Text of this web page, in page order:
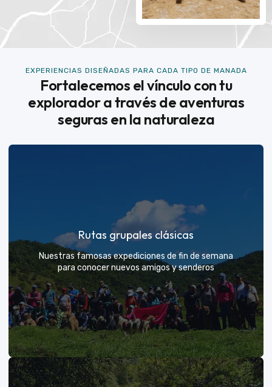
EXPERIENCIAS DISEÑADAS PARA CADA TIPO DE MANADA
Fortalecemos el vínculo con tu
explorador a través de aventuras
seguras en la naturaleza
Rutas grupales clásicas
Nuestras famosas expediciones de fin de semana
para conocer nuevos amigos y senderos